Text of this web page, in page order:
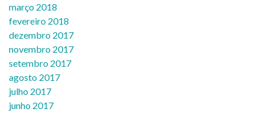
março 2018
fevereiro 2018
dezembro 2017
novembro 2017
setembro 2017
agosto 2017
julho 2017
junho 2017